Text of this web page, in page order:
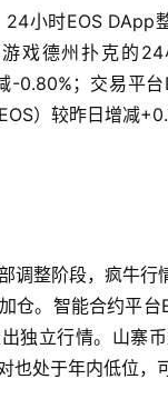
小时EOS DApp
戏德州扑克的
-0.80%；交易平
）较昨日增减
调整阶段，疯牛行
仓。智能合约平
独立行情。山寨
也处于年内低位，